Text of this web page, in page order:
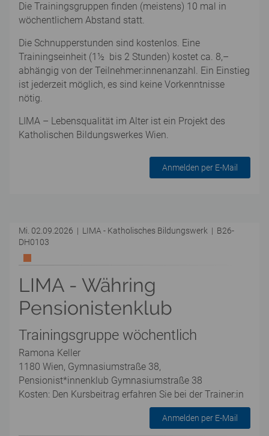
Die Trainingsgruppen finden (meistens) 10 mal in
wöchentlichem Abstand statt.
Die Schnupperstunden sind kostenlos. Eine
Trainingseinheit (1½ bis 2 Stunden) kostet ca. 8,–
abhängig von der Teilnehmer:innenanzahl. Ein Einstieg
ist jederzeit möglich, es sind keine Vorkenntnisse
nötig.
LIMA – Lebensqualität im Alter ist ein Projekt des
Katholischen Bildungswerkes Wien.
Anmelden per E-Mail
Mi. 02.09.2026 | LIMA - Katholisches Bildungswerk | B26-
DH0103
LIMA - Währing
Pensionistenklub
Trainingsgruppe wöchentlich
Ramona Keller
1180 Wien, Gymnasiumstraße 38,
Pensionist*innenklub Gymnasiumstraße 38
Kosten: Den Kursbeitrag erfahren Sie bei der Trainer:in
Anmelden per E-Mail